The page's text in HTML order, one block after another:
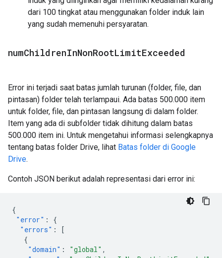
dari 100 tingkat atau menggunakan folder induk lain
yang sudah memenuhi persyaratan.
numChildrenInNonRootLimitExceeded
Error ini terjadi saat batas jumlah turunan (folder, file, dan
pintasan) folder telah terlampaui. Ada batas 500.000 item
untuk folder, file, dan pintasan langsung di dalam folder.
Item yang ada di subfolder tidak dihitung dalam batas
500.000 item ini. Untuk mengetahui informasi selengkapnya
tentang batas folder Drive, lihat Batas folder di Google
Drive.
Contoh JSON berikut adalah representasi dari error ini:
{
"error" :
{
"errors" :
[
{
"domain" : "global" ,